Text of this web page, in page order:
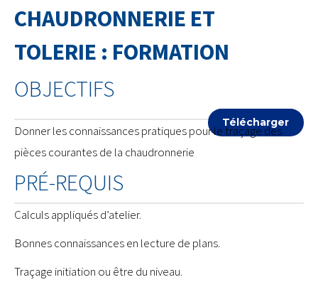
CHAUDRONNERIE ET
TOLERIE : FORMATION
OBJECTIFS
Télécharger
Donner les connaissances pratiques pour le traçage des
pièces courantes de la chaudronnerie
PRÉ-REQUIS
Calculs appliqués d’atelier.
Bonnes connaissances en lecture de plans.
Traçage initiation ou être du niveau.